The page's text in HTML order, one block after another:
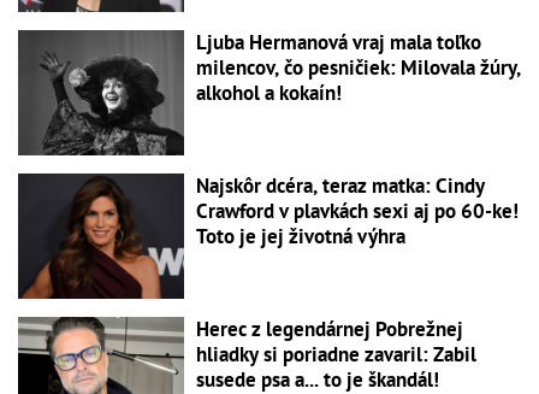
Ljuba Hermanová vraj mala toľko
milencov, čo pesničiek: Milovala žúry,
alkohol a kokaín!
Najskôr dcéra, teraz matka: Cindy
Crawford v plavkách sexi aj po 60-ke!
Toto je jej životná výhra
Herec z legendárnej Pobrežnej
hliadky si poriadne zavaril: Zabil
susede psa a... to je škandál!